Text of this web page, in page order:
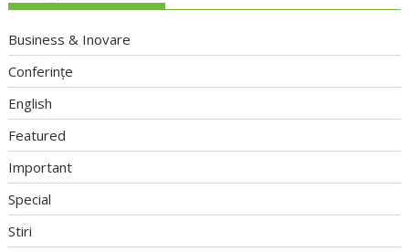
Business & Inovare
Conferințe
English
Featured
Important
Special
Stiri